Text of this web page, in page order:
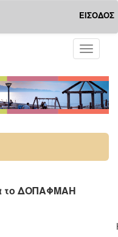
ΕΙΣΟΔΟΣ
Toggle
το ΔΟΠΑΦΜΑΗ